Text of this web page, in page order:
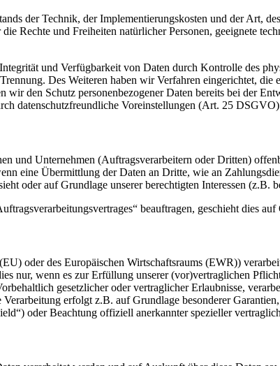
der Technik, der Implementierungskosten und der Art,
Rechte und Freiheiten natürlicher Personen, geeignete
und Verfügbarkeit von Daten durch Kontrolle des
Des Weiteren haben wir Verfahren eingerichtet,
den Schutz personenbezogener Daten bereits bei der
datenschutzfreundliche Voreinstellungen (Art. 25
und Unternehmen (Auftragsverarbeitern oder Dritten)
eine Übermittlung der Daten an Dritte, wie an
oder auf Grundlage unserer berechtigten Interessen (z.B.
beauftragen, geschieht dies
oder des Europäischen Wirtschaftsraums (EWR))
nur, wenn es zur Erfüllung unserer (vor)vertraglichen
gesetzlicher oder vertraglicher Erlaubnisse,
erfolgt z.B. auf Grundlage besonderer
oder Beachtung offiziell anerkannter spezieller